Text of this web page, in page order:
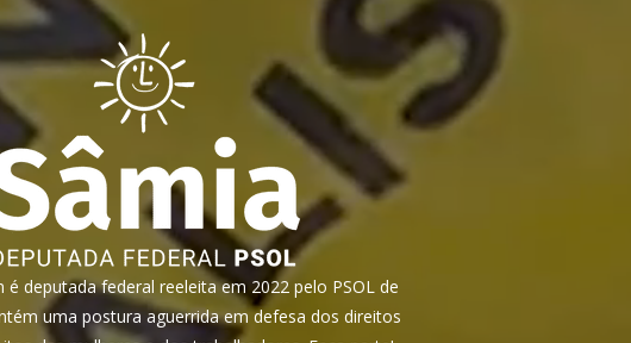
deputada federal reeleita em 2022 pelo PSOL de
uma postura aguerrida em defesa dos direitos